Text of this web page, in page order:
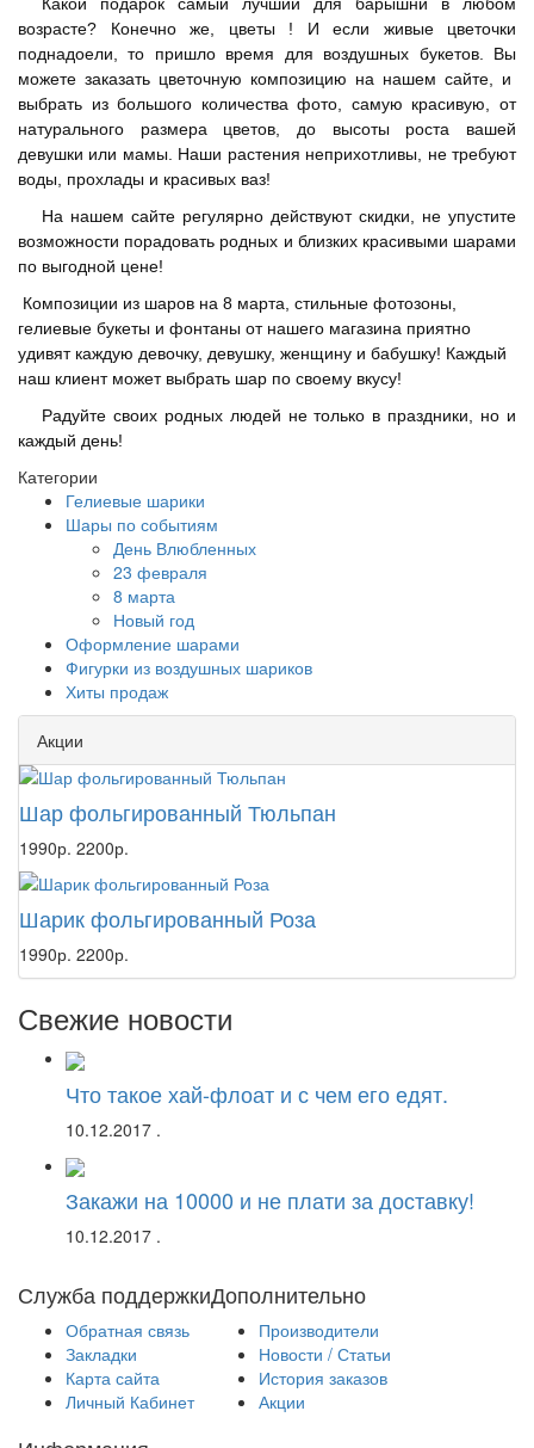
Какой подарок самый лучший для барышни в любом
возрасте? Конечно же, цветы ! И если живые цветочки
поднадоели, то пришло время для воздушных букетов. Вы
можете заказать цветочную композицию на нашем сайте, и
выбрать из большого количества фото, самую красивую, от
натурального размера цветов, до высоты роста вашей
девушки или мамы. Наши растения неприхотливы, не требуют
воды, прохлады и красивых ваз!
На нашем сайте регулярно действуют скидки, не упустите
возможности порадовать родных и близких красивыми шарами
по выгодной цене!
Композиции из шаров на 8 марта, стильные фотозоны,
гелиевые букеты и фонтаны от нашего магазина приятно
удивят каждую девочку, девушку, женщину и бабушку! Каждый
наш клиент может выбрать шар по своему вкусу!
Радуйте своих родных людей не только в праздники, но и
каждый день!
Категории
Гелиевые шарики
Шары по событиям
День Влюбленных
23 февраля
8 марта
Новый год
Оформление шарами
Фигурки из воздушных шариков
Хиты продаж
Акции
Шар фольгированный Тюльпан
1990р. 2200р.
Шарик фольгированный Роза
1990р. 2200р.
Свежие новости
Что такое хай-флоат и с чем его едят.
10.12.2017 .
Закажи на 10000 и не плати за доставку!
10.12.2017 .
Служба поддержки
Обратная связь
Закладки
Карта сайта
Личный Кабинет
Дополнительно
Производители
Новости / Статьи
История заказов
Акции